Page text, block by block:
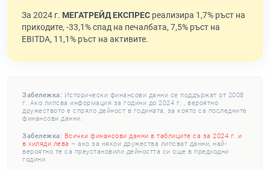
За 2024 г. МЕГАТРЕЙД ЕКСПРЕС реализира 1,7% ръст на
приходите, -33,1% спад на печалбата, 7,5% ръст на
EBITDA, 11,1% ръст на активите.
Забележка: Исторически финансови данни се поддържат от 2008
г. Ако липсва информация за години до 2024 г. , вероятно
дружеството е спряло дейност в годината, за която са последните
финансови данни.
Забележка: Всички финансови данни в таблиците са за 2024 г. и
в хиляди лева – ако за някои дружества липсват данни, най-
вероятно те са преустановили дейността си още в предходни
години.